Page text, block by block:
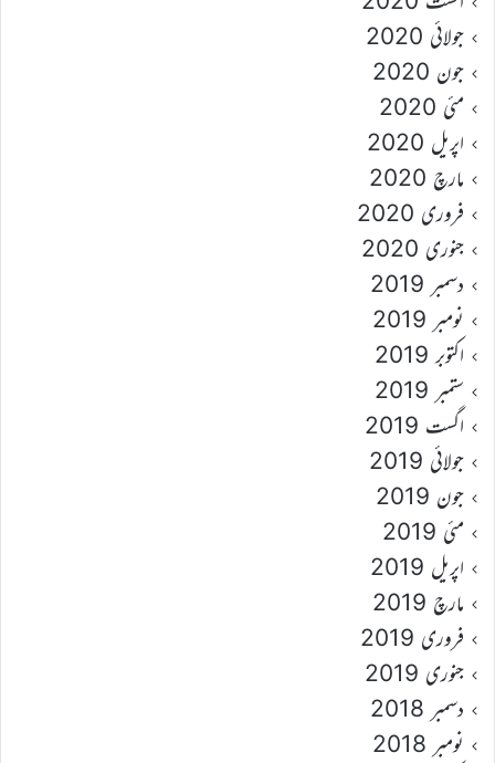
جولائی 2020
جون 2020
مئی 2020
اپریل 2020
مارچ 2020
فروری 2020
جنوری 2020
دسمبر 2019
نومبر 2019
اکتوبر 2019
ستمبر 2019
اگست 2019
جولائی 2019
جون 2019
مئی 2019
اپریل 2019
مارچ 2019
فروری 2019
جنوری 2019
دسمبر 2018
نومبر 2018